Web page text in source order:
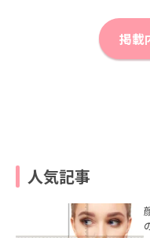
掲載
人気記事